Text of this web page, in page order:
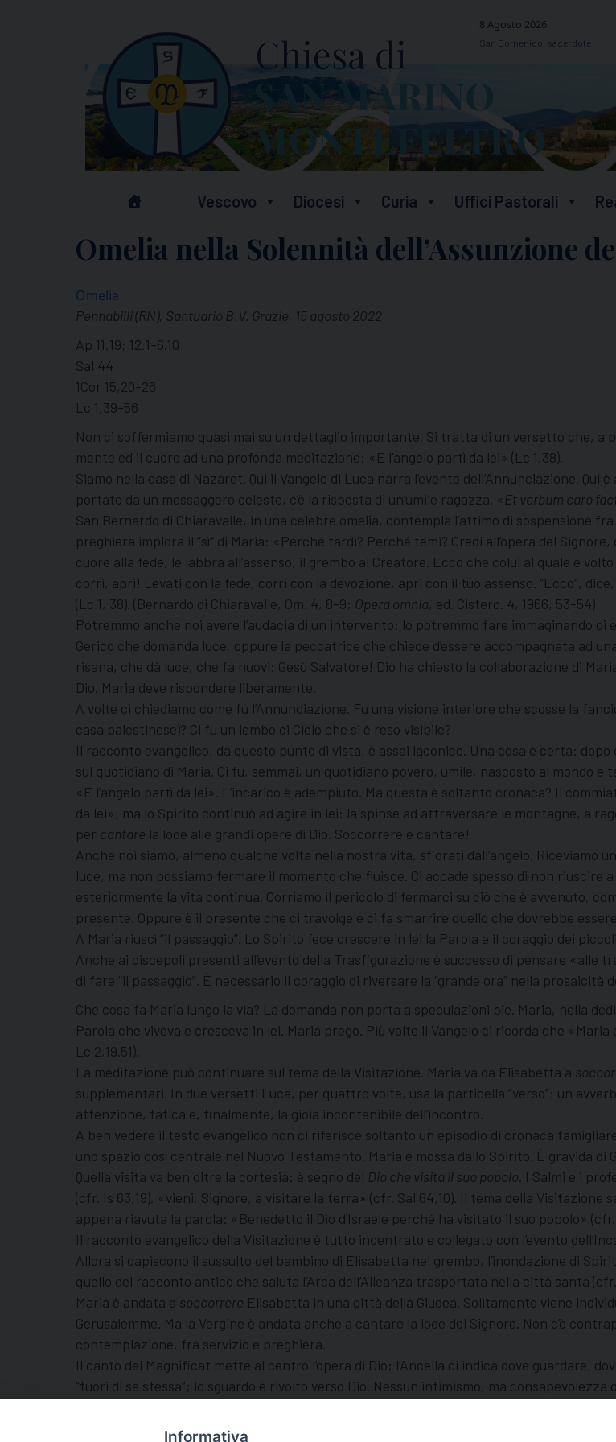
8 Agosto 2026
San Domenico, sacerdote
Vescovo Diocesi Curia Uffici Pastorali
Omelia nella Solennità dell’Assunzione
Omelia
Pennabilli (RN), Santuario B.V. Grazie, 15 agosto 2022
Ap 11,19; 12,1-6.10
Sal 44
1Cor 15,20-26
Lc 1,39-56
Non ci soffermiamo quasi mai su un dettaglio importante. Si tratta di un versetto che,
mente ed il cuore ad una profonda meditazione: «E l’angelo partì da lei» (Lc 1,38).
Siamo nella casa di Nazaret. Qui il Vangelo di Luca narra l’evento dell’Annunciazione.
portato da un messaggero celeste, c’è la risposta di un’umile ragazza. « Et verbum caro
San Bernardo di Chiaravalle, in una celebre omelia, contempla l’attimo di sospensione
preghiera implora il “sì” di Maria: «Perché tardi? Perché temi? Credi all’opera del
cuore alla fede, le labbra all’assenso, il grembo al Creatore. Ecco che colui al quale è
corri, apri! Levati con la fede, corri con la devozione, apri con il tuo assenso. “Ecco”,
(Lc 1, 38). (Bernardo di Chiaravalle, Om. 4, 8-9; Opera omnia, ed. Cisterc. 4, 1966, 53-54)
Potremmo anche noi avere l’audacia di un intervento: lo potremmo fare immaginando
Gerico che domanda luce, oppure la peccatrice che chiede d’essere accompagnata ad
risana, che dà luce, che fa nuovi: Gesù Salvatore! Dio ha chiesto la collaborazione di
Dio. Maria deve rispondere liberamente.
A volte ci chiediamo come fu l’Annunciazione. Fu una visione interiore che scosse la
casa palestinese)? Ci fu un lembo di Cielo che si è reso visibile?
Il racconto evangelico, da questo punto di vista, è assai laconico. Una cosa è certa:
sul quotidiano di Maria. Ci fu, semmai, un quotidiano povero, umile, nascosto al mondo e
«E l’angelo partì da lei». L’incarico è adempiuto. Ma questa è soltanto cronaca? Il
da lei», ma lo Spirito continuò ad agire in lei: la spinse ad attraversare le montagne, a
per cantare la lode alle grandi opere di Dio. Soccorrere e cantare!
Anche noi siamo, almeno qualche volta nella nostra vita, sfiorati dall’angelo. Riceviamo
luce, ma non possiamo fermare il momento che fluisce. Ci accade spesso di non riuscire
esteriormente la vita continua. Corriamo il pericolo di fermarci su ciò che è avvenuto,
presente. Oppure è il presente che ci travolge e ci fa smarrire quello che dovrebbe
A Maria riuscì “il passaggio”. Lo Spirito fece crescere in lei la Parola e il coraggio dei
Anche ai discepoli presenti all’evento della Trasfigurazione è successo di pensare «alle
di fare “il passaggio”. È necessario il coraggio di riversare la “grande ora” nella prosaicità
Che cosa fa Maria lungo la via? La domanda non porta a speculazioni pie. Maria, nella
Parola che viveva e cresceva in lei. Maria pregò. Più volte il Vangelo ci ricorda che
Lc 2,19.51).
La meditazione può continuare sul tema della Visitazione. Maria va da Elisabetta a
supplementari. In due versetti Luca, per quattro volte, usa la particella “verso”: un
attenzione, fatica e, finalmente, la gioia incontenibile dell’incontro.
A ben vedere il testo evangelico non ci riferisce soltanto un episodio di cronaca
uno spazio così centrale nel Nuovo Testamento. Maria è mossa dallo Spirito. È gravida
Quella visita va ben oltre la cortesia: è segno del Dio che visita il suo popolo . I Salmi e i
(cfr. Is 63,19), «vieni, Signore, a visitare la terra» (cfr. Sal 64,10). Il tema della Visitazione
appena riavuta la parola: «Benedetto il Dio d’Israele perché ha visitato il suo popolo» (cfr.
Il racconto evangelico della Visitazione è tutto incentrato e collegato con l’evento
Allora si capiscono il sussulto del bambino di Elisabetta nel grembo, l’inondazione di
quello del racconto antico che saluta l’Arca dell’Alleanza trasportata nella città santa
Maria è andata a soccorrere Elisabetta in una città della Giudea. Solitamente viene
Gerusalemme. Ma la Vergine è andata anche a cantare la lode del Signore. Non c’è
contemplazione, fra servizio e preghiera.
Il canto del Magnificat mette al centro l’opera di Dio; l’Ancella ci indica dove guardare,
“fuori di se stessa”; lo sguardo è rivolto verso Dio. Nessun intimismo, ma consapevolezza
Preghiamo il Magnificat.
Informativa